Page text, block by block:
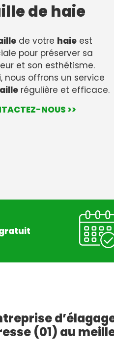
de haie
de votre haie est
pour préserver sa
et son esthétisme.
nous offrons un service
régulière et efficace.
NOUS >>
(01) au